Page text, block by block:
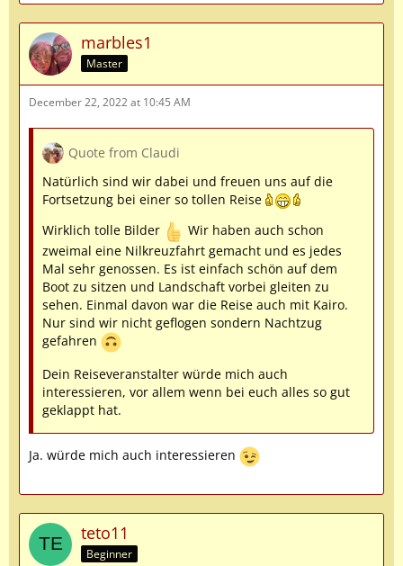
marbles1
Master
December 22, 2022 at 10:45 AM
Quote from Claudi
Natürlich sind wir dabei und freuen uns auf die
Fortsetzung bei einer so tollen Reise
Wirklich tolle Bilder
Wir haben auch schon
zweimal eine Nilkreuzfahrt gemacht und es jedes
Mal sehr genossen. Es ist einfach schön auf dem
Boot zu sitzen und Landschaft vorbei gleiten zu
sehen. Einmal davon war die Reise auch mit Kairo.
Nur sind wir nicht geflogen sondern Nachtzug
gefahren
Dein Reiseveranstalter würde mich auch
interessieren, vor allem wenn bei euch alles so gut
geklappt hat.
Ja. würde mich auch interessieren
teto11
Beginner